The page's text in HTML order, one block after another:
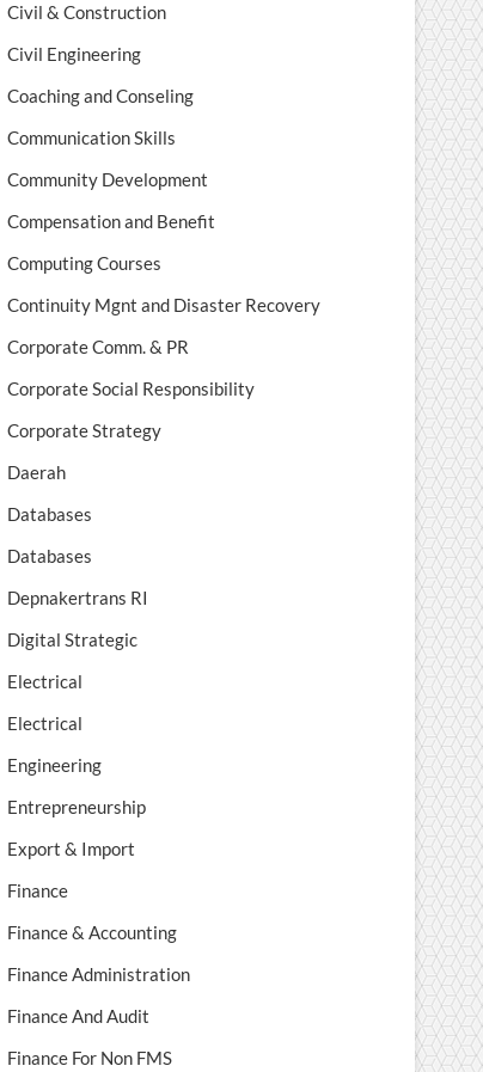
Civil & Construction
Civil Engineering
Coaching and Conseling
Communication Skills
Community Development
Compensation and Benefit
Computing Courses
Continuity Mgnt and Disaster Recovery
Corporate Comm. & PR
Corporate Social Responsibility
Corporate Strategy
Daerah
Databases
Databases
Depnakertrans RI
Digital Strategic
Electrical
Electrical
Engineering
Entrepreneurship
Export & Import
Finance
Finance & Accounting
Finance Administration
Finance And Audit
Finance For Non FMS